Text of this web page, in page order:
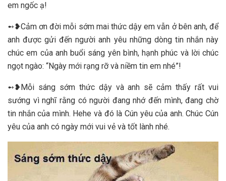
em ngốc ạ!
➻❥Cảm ơn đời mỗi sớm mai thức dậy em vẫn ở bên anh, để
anh được gửi đến người anh yêu những dòng tin nhắn này
chúc em của anh buổi sáng yên bình, hạnh phúc và lời chúc
ngọt ngào: “Ngày mới rạng rỡ và niềm tin em nhé”!
➻❥Mỗi sáng sớm thức dậy và anh sẽ cảm thấy rất vui
sướng vì nghĩ rằng có người đang nhớ đến mình, đang chờ
tin nhắn của mình. Hehe và đó là Cún yêu của anh. Chúc Cún
yêu của anh có ngày mới vui vẻ và tốt lành nhé.